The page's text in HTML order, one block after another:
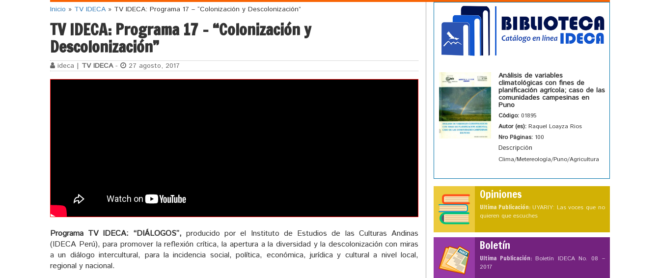
Inicio » TV IDECA » TV IDECA: Programa 17 – “Colonización y Descolonización”
TV IDECA: Programa 17 – “Colonización y
Descolonización”
ideca | TV IDECA- 27 agosto, 2017
Programa TV IDECA: “DIÁLOGOS”, producido por el Instituto de Estudios de las Culturas Andinas
(IDECA Perú), para promover la reflexión crítica, la apertura a la diversidad y la descolonización con miras
a un diálogo intercultural, para la incidencia social, política, económica, jurídica y cultural a nivel local,
regional y nacional.
Análisis de variables
climatológicas con fines de
planificación agrícola; caso de las
comunidades campesinas en
Puno
Código: 01895
Autor (es): Raquel Loayza Rios
Nro Páginas: 100
Descripción
Clima/Metereología/Puno/Agricultura
Opiniones
Ultima Publicación: UYARIY: Las voces que no
quieren que escuches
Boletín
Ultima Publicación: Boletín IDECA No. 08 –
2017